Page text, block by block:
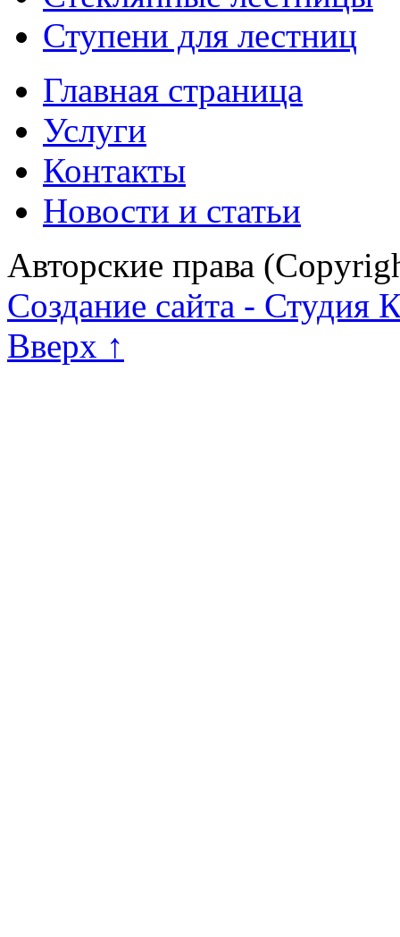
Ступени для лестниц
Главная страница
Услуги
Контакты
Новости и статьи
Авторские права
Создание сайта - Студия
Вверх ↑